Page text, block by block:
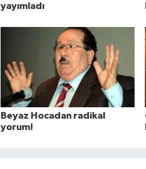
yayımladı
Beyaz Hocadan radikal
yorum!